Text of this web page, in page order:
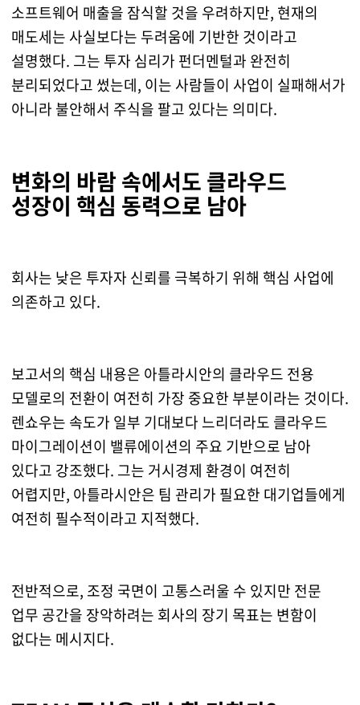
소프트웨어 매출을 잠식할 것을 우려하지만, 현재의
매도세는 사실보다는 두려움에 기반한 것이라고
설명했다. 그는 투자 심리가 펀더멘털과 완전히
분리되었다고 썼는데, 이는 사람들이 사업이 실패해서가
아니라 불안해서 주식을 팔고 있다는 의미다.
변화의 바람 속에서도 클라우드
성장이 핵심 동력으로 남아
회사는 낮은 투자자 신뢰를 극복하기 위해 핵심 사업에
의존하고 있다.
보고서의 핵심 내용은 아틀라시안의 클라우드 전용
모델로의 전환이 여전히 가장 중요한 부분이라는 것이다.
렌쇼우는 속도가 일부 기대보다 느리더라도 클라우드
마이그레이션이 밸류에이션의 주요 기반으로 남아
있다고 강조했다. 그는 거시경제 환경이 여전히
어렵지만, 아틀라시안은 팀 관리가 필요한 대기업들에게
여전히 필수적이라고 지적했다.
전반적으로, 조정 국면이 고통스러울 수 있지만 전문
업무 공간을 장악하려는 회사의 장기 목표는 변함이
없다는 메시지다.